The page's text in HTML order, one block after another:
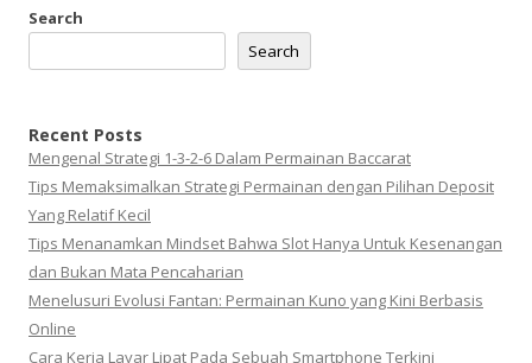
Search
Search
Recent Posts
Mengenal Strategi 1-3-2-6 Dalam Permainan Baccarat
Tips Memaksimalkan Strategi Permainan dengan Pilihan Deposit
Yang Relatif Kecil
Tips Menanamkan Mindset Bahwa Slot Hanya Untuk Kesenangan
dan Bukan Mata Pencaharian
Menelusuri Evolusi Fantan: Permainan Kuno yang Kini Berbasis
Online
Cara Kerja Layar Lipat Pada Sebuah Smartphone Terkini